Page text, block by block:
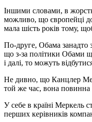
Іншими словами, в
можливо, що європейці
мала шість років тому,
По-друге, Обама занадто
що з-за політики Обами
і далі, то можуть
Не дивно, що Канцлер
той же час, вона повинна
У себе в країні Меркель
перших керівників